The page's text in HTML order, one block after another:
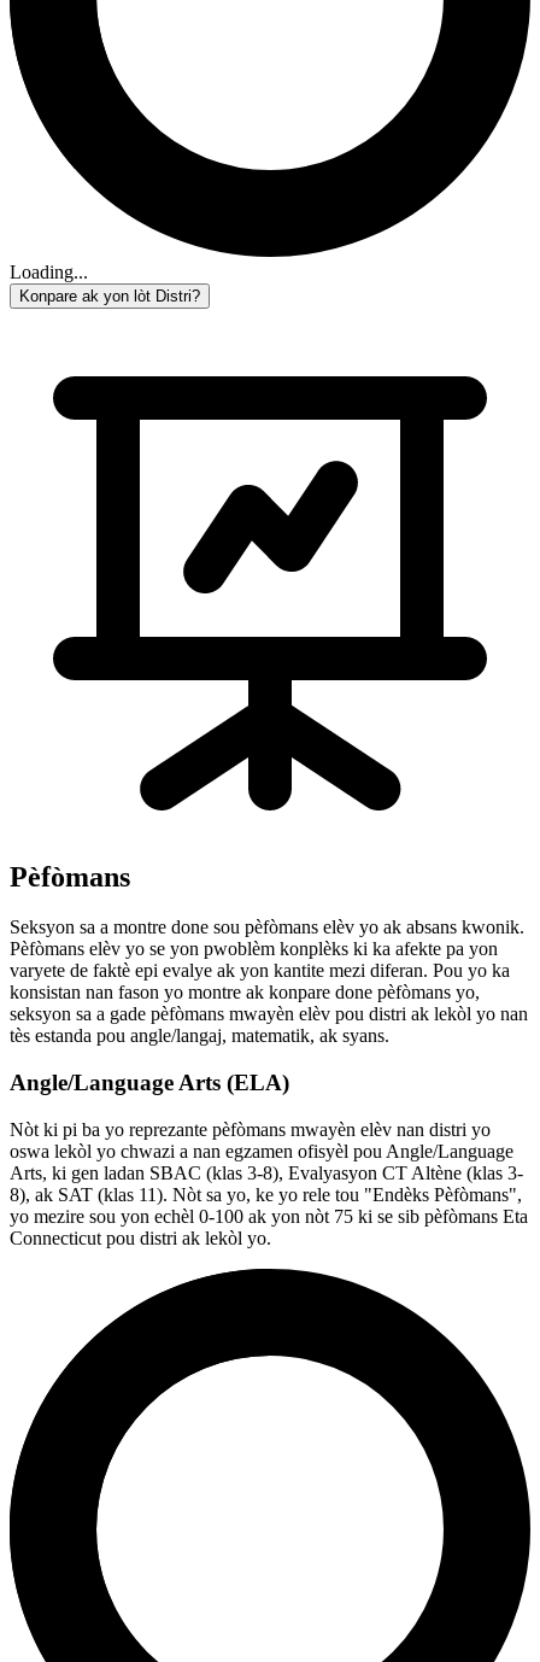
Loading...
Konpare ak yon lòt Distri?
Pèfòmans
Seksyon sa a montre done sou pèfòmans elèv yo ak absans kwonik.
Pèfòmans elèv yo se yon pwoblèm konplèks ki ka afekte pa yon
varyete de faktè epi evalye ak yon kantite mezi diferan. Pou yo ka
konsistan nan fason yo montre ak konpare done pèfòmans yo,
seksyon sa a gade pèfòmans mwayèn elèv pou distri ak lekòl yo nan
tès estanda pou angle/langaj, matematik, ak syans.
Angle/Language Arts (ELA)
Nòt ki pi ba yo reprezante pèfòmans mwayèn elèv nan distri yo
oswa lekòl yo chwazi a nan egzamen ofisyèl pou Angle/Language
Arts, ki gen ladan SBAC (klas 3-8), Evalyasyon CT Altène (klas 3-
8), ak SAT (klas 11). Nòt sa yo, ke yo rele tou "Endèks Pèfòmans",
yo mezire sou yon echèl 0-100 ak yon nòt 75 ki se sib pèfòmans Eta
Connecticut pou distri ak lekòl yo.